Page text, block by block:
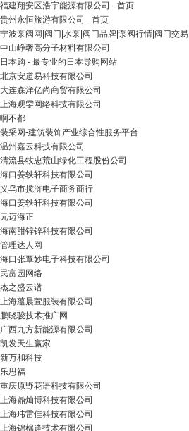
福建翔安区浩宇能源有限公司 - 首页
贵州永恒旅游有限公司 - 首页
宁波泵阀网|阀门|水泵|阀门品牌|泵阀行情|阀门交易
中山峥奢高分子材料有限公司
日本购 - 最专业的日本导购网站
北京安道易科技有限公司
大连森洋亿尚商贸有限公司
上海观雯网络科技有限公司
啊不都
装采网-建筑装饰产业综合性服务平台
温州嘉云科技有限公司
清流县牧忠荒山绿化工程股份公司
海口姜轶轩科技有限公司
义乌市揽浒电子商务商行
海口姜轶轩科技有限公司
元迈海正
海南甜锌锌科技有限公司
管理达人网
海口张覃妙电子科技有限公司
民富园网络
杰之盛云谱
上海蕴晨萱服装有限公司
鹏晓骏技术推广网
广西九方新能源有限公司
凯发天生赢家
新万和科技
乐思福
重庆原野花语科技有限公司
上海鼎灿博科技有限公司
上海玮雷佳科技有限公司
上海锦棉逢技术有限公司